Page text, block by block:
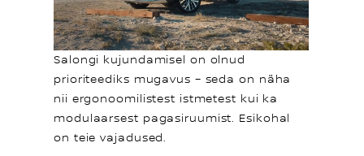
Salongi kujundamisel on olnud
prioriteediks mugavus – seda on näha
nii ergonoomilistest istmetest kui ka
modulaarsest pagasiruumist. Esikohal
on teie vajadused.